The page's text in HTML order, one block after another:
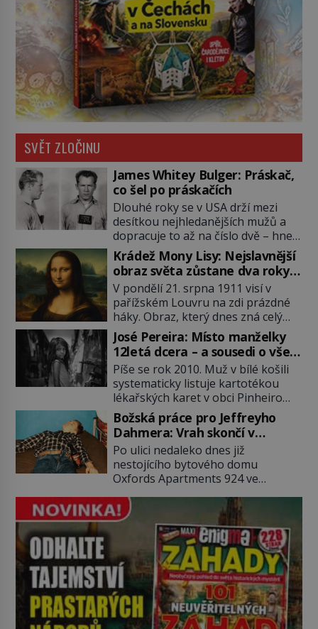
SVĚT ZLOČINU
James Whitey Bulger: Práskač,
co šel po práskačích
Dlouhé roky se v USA drží mezi
desítkou nejhledanějších mužů a
dopracuje to až na číslo dvě – hned
po Usámovi bin Ládinovi (1957–
2011). To je James „Whitey“ Bulger
(1929–2018) viněný ze spoluúčasti
na 19 vraždách, vydírání a lichvy. A
samozřejmě, krom toho je ještě
drogový dealer, který neváhá
odstranit z cesty všechny práskače,
zatímco […]
Krádež Mony Lisy: Nejslavnější
obraz světa zůstane dva roky
nezvěstný
V pondělí 21. srpna 1911 visí v
pařížském Louvru na zdi prázdné
háky. Obraz, který dnes zná celý
svět, je pryč. Zpočátku si nikdo
nemyslí, že jde o krádež.
Zaměstnanci jsou přesvědčeni, že
Mona Lisa je jen v restaurátorské
dílně nebo u fotografa. Když se
ukáže pravda, propukne jeden z
největších honů na zloděje v […]
José Pereira: Místo manželky
12letá dcera – a sousedi o všem
vědí!
Píše se rok 2010. Muž v bílé košili
systematicky listuje kartotékou
lékařských karet v obci Pinheiro
ležící asi 20 kilometrů od farmy s
podivínským majitelem. Něco tu
nesedí. Ledaže… Ledaže by ta
mladá dívka z farmy byla ne
manželkou, ale dcerou – a všechny
ty děti byly zplozené v incestu. Na
sociálním odboru jednoho z […]
Božská práce pro Jeffreyho
Dahmera: Vrah skončí v
tratolišti krve ve vězeňských
umývárnách
Po ulici nedaleko dnes již
nestojícího bytového domu
Oxfords Apartments 924 ve
potácí zcela zmatený 14letý
Konerak Sinthasomphone. Když ho
zastaví policejní hlídka, ochable jí
nadiktuje adresu „jeho kamaráda“.
Strážníci ho dopraví zpět do
udaného bytu. Oním „kamarádem“
je ovšem jeden z nejslavnějších
vrahů, Jeffrey Dahmer (1960–1994).
Je 27. května 1991. […]